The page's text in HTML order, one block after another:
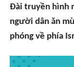
Đài truyền hình
người dân ăn
phóng về phía